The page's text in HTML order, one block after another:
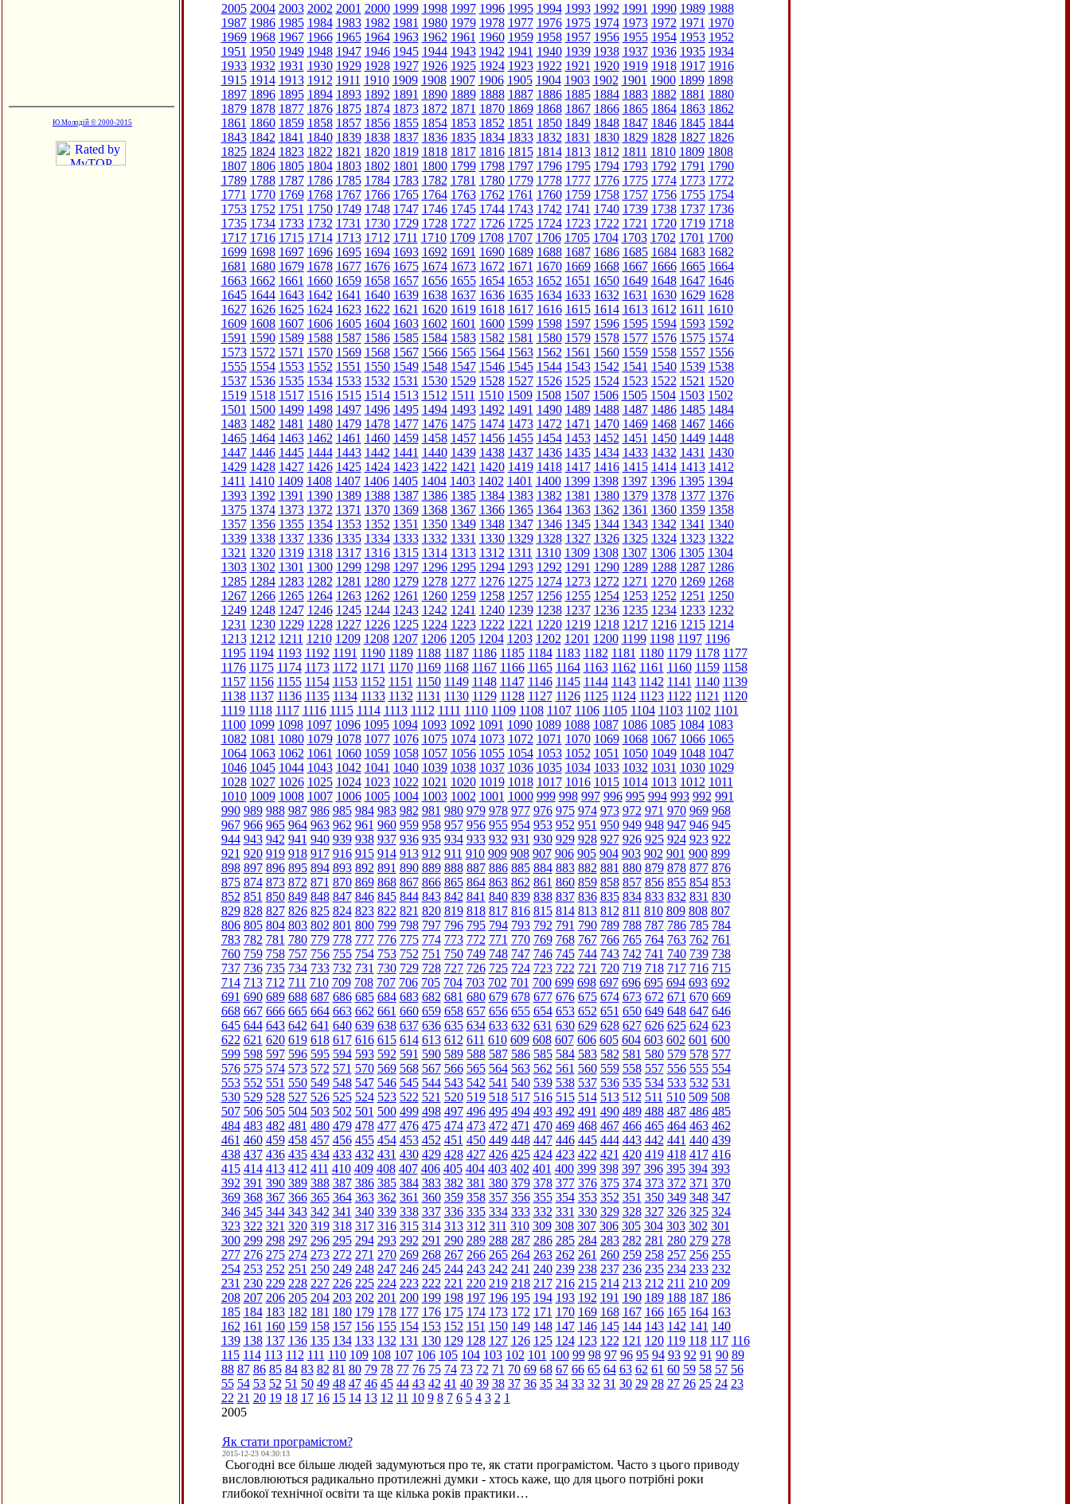
Ю.Молодій © 2000-2015
2005 2004 2003 2002 2001 2000 1999 1998 1997 1996 1995 1994 1993 1992 1991 1990 1989 1988
1987 1986 1985 1984 1983 1982 1981 1980 1979 1978 1977 1976 1975 1974 1973 1972 1971 1970
1969 1968 1967 1966 1965 1964 1963 1962 1961 1960 1959 1958 1957 1956 1955 1954 1953 1952
1951 1950 1949 1948 1947 1946 1945 1944 1943 1942 1941 1940 1939 1938 1937 1936 1935 1934
1933 1932 1931 1930 1929 1928 1927 1926 1925 1924 1923 1922 1921 1920 1919 1918 1917 1916
1915 1914 1913 1912 1911 1910 1909 1908 1907 1906 1905 1904 1903 1902 1901 1900 1899 1898
1897 1896 1895 1894 1893 1892 1891 1890 1889 1888 1887 1886 1885 1884 1883 1882 1881 1880
1879 1878 1877 1876 1875 1874 1873 1872 1871 1870 1869 1868 1867 1866 1865 1864 1863 1862
1861 1860 1859 1858 1857 1856 1855 1854 1853 1852 1851 1850 1849 1848 1847 1846 1845 1844
1843 1842 1841 1840 1839 1838 1837 1836 1835 1834 1833 1832 1831 1830 1829 1828 1827 1826
1825 1824 1823 1822 1821 1820 1819 1818 1817 1816 1815 1814 1813 1812 1811 1810 1809 1808
1807 1806 1805 1804 1803 1802 1801 1800 1799 1798 1797 1796 1795 1794 1793 1792 1791 1790
1789 1788 1787 1786 1785 1784 1783 1782 1781 1780 1779 1778 1777 1776 1775 1774 1773 1772
1771 1770 1769 1768 1767 1766 1765 1764 1763 1762 1761 1760 1759 1758 1757 1756 1755 1754
1753 1752 1751 1750 1749 1748 1747 1746 1745 1744 1743 1742 1741 1740 1739 1738 1737 1736
1735 1734 1733 1732 1731 1730 1729 1728 1727 1726 1725 1724 1723 1722 1721 1720 1719 1718
1717 1716 1715 1714 1713 1712 1711 1710 1709 1708 1707 1706 1705 1704 1703 1702 1701 1700
1699 1698 1697 1696 1695 1694 1693 1692 1691 1690 1689 1688 1687 1686 1685 1684 1683 1682
1681 1680 1679 1678 1677 1676 1675 1674 1673 1672 1671 1670 1669 1668 1667 1666 1665 1664
1663 1662 1661 1660 1659 1658 1657 1656 1655 1654 1653 1652 1651 1650 1649 1648 1647 1646
1645 1644 1643 1642 1641 1640 1639 1638 1637 1636 1635 1634 1633 1632 1631 1630 1629 1628
1627 1626 1625 1624 1623 1622 1621 1620 1619 1618 1617 1616 1615 1614 1613 1612 1611 1610
1609 1608 1607 1606 1605 1604 1603 1602 1601 1600 1599 1598 1597 1596 1595 1594 1593 1592
1591 1590 1589 1588 1587 1586 1585 1584 1583 1582 1581 1580 1579 1578 1577 1576 1575 1574
1573 1572 1571 1570 1569 1568 1567 1566 1565 1564 1563 1562 1561 1560 1559 1558 1557 1556
1555 1554 1553 1552 1551 1550 1549 1548 1547 1546 1545 1544 1543 1542 1541 1540 1539 1538
1537 1536 1535 1534 1533 1532 1531 1530 1529 1528 1527 1526 1525 1524 1523 1522 1521 1520
1519 1518 1517 1516 1515 1514 1513 1512 1511 1510 1509 1508 1507 1506 1505 1504 1503 1502
1501 1500 1499 1498 1497 1496 1495 1494 1493 1492 1491 1490 1489 1488 1487 1486 1485 1484
1483 1482 1481 1480 1479 1478 1477 1476 1475 1474 1473 1472 1471 1470 1469 1468 1467 1466
1465 1464 1463 1462 1461 1460 1459 1458 1457 1456 1455 1454 1453 1452 1451 1450 1449 1448
1447 1446 1445 1444 1443 1442 1441 1440 1439 1438 1437 1436 1435 1434 1433 1432 1431 1430
1429 1428 1427 1426 1425 1424 1423 1422 1421 1420 1419 1418 1417 1416 1415 1414 1413 1412
1411 1410 1409 1408 1407 1406 1405 1404 1403 1402 1401 1400 1399 1398 1397 1396 1395 1394
1393 1392 1391 1390 1389 1388 1387 1386 1385 1384 1383 1382 1381 1380 1379 1378 1377 1376
1375 1374 1373 1372 1371 1370 1369 1368 1367 1366 1365 1364 1363 1362 1361 1360 1359 1358
1357 1356 1355 1354 1353 1352 1351 1350 1349 1348 1347 1346 1345 1344 1343 1342 1341 1340
1339 1338 1337 1336 1335 1334 1333 1332 1331 1330 1329 1328 1327 1326 1325 1324 1323 1322
1321 1320 1319 1318 1317 1316 1315 1314 1313 1312 1311 1310 1309 1308 1307 1306 1305 1304
1303 1302 1301 1300 1299 1298 1297 1296 1295 1294 1293 1292 1291 1290 1289 1288 1287 1286
1285 1284 1283 1282 1281 1280 1279 1278 1277 1276 1275 1274 1273 1272 1271 1270 1269 1268
1267 1266 1265 1264 1263 1262 1261 1260 1259 1258 1257 1256 1255 1254 1253 1252 1251 1250
1249 1248 1247 1246 1245 1244 1243 1242 1241 1240 1239 1238 1237 1236 1235 1234 1233 1232
1231 1230 1229 1228 1227 1226 1225 1224 1223 1222 1221 1220 1219 1218 1217 1216 1215 1214
1213 1212 1211 1210 1209 1208 1207 1206 1205 1204 1203 1202 1201 1200 1199 1198 1197 1196
1195 1194 1193 1192 1191 1190 1189 1188 1187 1186 1185 1184 1183 1182 1181 1180 1179 1178 1177
1176 1175 1174 1173 1172 1171 1170 1169 1168 1167 1166 1165 1164 1163 1162 1161 1160 1159 1158
1157 1156 1155 1154 1153 1152 1151 1150 1149 1148 1147 1146 1145 1144 1143 1142 1141 1140 1139
1138 1137 1136 1135 1134 1133 1132 1131 1130 1129 1128 1127 1126 1125 1124 1123 1122 1121 1120
1119 1118 1117 1116 1115 1114 1113 1112 1111 1110 1109 1108 1107 1106 1105 1104 1103 1102 1101
1100 1099 1098 1097 1096 1095 1094 1093 1092 1091 1090 1089 1088 1087 1086 1085 1084 1083
1082 1081 1080 1079 1078 1077 1076 1075 1074 1073 1072 1071 1070 1069 1068 1067 1066 1065
1064 1063 1062 1061 1060 1059 1058 1057 1056 1055 1054 1053 1052 1051 1050 1049 1048 1047
1046 1045 1044 1043 1042 1041 1040 1039 1038 1037 1036 1035 1034 1033 1032 1031 1030 1029
1028 1027 1026 1025 1024 1023 1022 1021 1020 1019 1018 1017 1016 1015 1014 1013 1012 1011
1010 1009 1008 1007 1006 1005 1004 1003 1002 1001 1000 999 998 997 996 995 994 993 992 991
990 989 988 987 986 985 984 983 982 981 980 979 978 977 976 975 974 973 972 971 970 969 968
967 966 965 964 963 962 961 960 959 958 957 956 955 954 953 952 951 950 949 948 947 946 945
944 943 942 941 940 939 938 937 936 935 934 933 932 931 930 929 928 927 926 925 924 923 922
921 920 919 918 917 916 915 914 913 912 911 910 909 908 907 906 905 904 903 902 901 900 899
898 897 896 895 894 893 892 891 890 889 888 887 886 885 884 883 882 881 880 879 878 877 876
875 874 873 872 871 870 869 868 867 866 865 864 863 862 861 860 859 858 857 856 855 854 853
852 851 850 849 848 847 846 845 844 843 842 841 840 839 838 837 836 835 834 833 832 831 830
829 828 827 826 825 824 823 822 821 820 819 818 817 816 815 814 813 812 811 810 809 808 807
806 805 804 803 802 801 800 799 798 797 796 795 794 793 792 791 790 789 788 787 786 785 784
783 782 781 780 779 778 777 776 775 774 773 772 771 770 769 768 767 766 765 764 763 762 761
760 759 758 757 756 755 754 753 752 751 750 749 748 747 746 745 744 743 742 741 740 739 738
737 736 735 734 733 732 731 730 729 728 727 726 725 724 723 722 721 720 719 718 717 716 715
714 713 712 711 710 709 708 707 706 705 704 703 702 701 700 699 698 697 696 695 694 693 692
691 690 689 688 687 686 685 684 683 682 681 680 679 678 677 676 675 674 673 672 671 670 669
668 667 666 665 664 663 662 661 660 659 658 657 656 655 654 653 652 651 650 649 648 647 646
645 644 643 642 641 640 639 638 637 636 635 634 633 632 631 630 629 628 627 626 625 624 623
622 621 620 619 618 617 616 615 614 613 612 611 610 609 608 607 606 605 604 603 602 601 600
599 598 597 596 595 594 593 592 591 590 589 588 587 586 585 584 583 582 581 580 579 578 577
576 575 574 573 572 571 570 569 568 567 566 565 564 563 562 561 560 559 558 557 556 555 554
553 552 551 550 549 548 547 546 545 544 543 542 541 540 539 538 537 536 535 534 533 532 531
530 529 528 527 526 525 524 523 522 521 520 519 518 517 516 515 514 513 512 511 510 509 508
507 506 505 504 503 502 501 500 499 498 497 496 495 494 493 492 491 490 489 488 487 486 485
484 483 482 481 480 479 478 477 476 475 474 473 472 471 470 469 468 467 466 465 464 463 462
461 460 459 458 457 456 455 454 453 452 451 450 449 448 447 446 445 444 443 442 441 440 439
438 437 436 435 434 433 432 431 430 429 428 427 426 425 424 423 422 421 420 419 418 417 416
415 414 413 412 411 410 409 408 407 406 405 404 403 402 401 400 399 398 397 396 395 394 393
392 391 390 389 388 387 386 385 384 383 382 381 380 379 378 377 376 375 374 373 372 371 370
369 368 367 366 365 364 363 362 361 360 359 358 357 356 355 354 353 352 351 350 349 348 347
346 345 344 343 342 341 340 339 338 337 336 335 334 333 332 331 330 329 328 327 326 325 324
323 322 321 320 319 318 317 316 315 314 313 312 311 310 309 308 307 306 305 304 303 302 301
300 299 298 297 296 295 294 293 292 291 290 289 288 287 286 285 284 283 282 281 280 279 278
277 276 275 274 273 272 271 270 269 268 267 266 265 264 263 262 261 260 259 258 257 256 255
254 253 252 251 250 249 248 247 246 245 244 243 242 241 240 239 238 237 236 235 234 233 232
231 230 229 228 227 226 225 224 223 222 221 220 219 218 217 216 215 214 213 212 211 210 209
208 207 206 205 204 203 202 201 200 199 198 197 196 195 194 193 192 191 190 189 188 187 186
185 184 183 182 181 180 179 178 177 176 175 174 173 172 171 170 169 168 167 166 165 164 163
162 161 160 159 158 157 156 155 154 153 152 151 150 149 148 147 146 145 144 143 142 141 140
139 138 137 136 135 134 133 132 131 130 129 128 127 126 125 124 123 122 121 120 119 118 117 116
115 114 113 112 111 110 109 108 107 106 105 104 103 102 101 100 99 98 97 96 95 94 93 92 91 90 89
88 87 86 85 84 83 82 81 80 79 78 77 76 75 74 73 72 71 70 69 68 67 66 65 64 63 62 61 60 59 58 57 56
55 54 53 52 51 50 49 48 47 46 45 44 43 42 41 40 39 38 37 36 35 34 33 32 31 30 29 28 27 26 25 24 23
22 21 20 19 18 17 16 15 14 13 12 11 10 9 8 7 6 5 4 3 2 1
2005
Як стати програмістом?
2015-12-23 04:30:13
Сьогодні все більше людей задумуються про те, як стати програмістом. Часто з цього приводу
висловлюються радикально протилежні думки - хтось каже, що для цього потрібні роки
глибокої технічної освіти та ще кілька років практики…